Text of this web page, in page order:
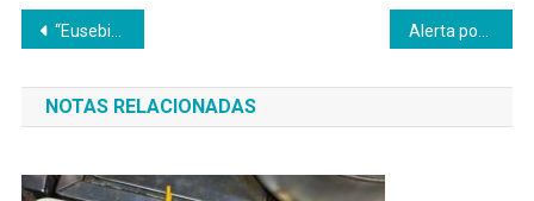
Navegación
de
entradas
“Eusebio”, “El Taxista” Y “Manuel”, capturados por hurto a residencias
NOTAS RELACIONADAS